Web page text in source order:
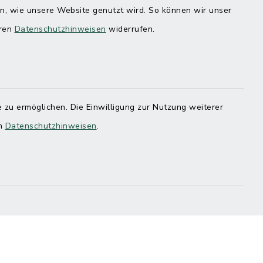
wie unsere Website genutzt wird. So können wir unser
Datenschutzhinweisen widerrufen.
ermöglichen. Die Einwilligung zur Nutzung weiterer
Datenschutzhinweisen.